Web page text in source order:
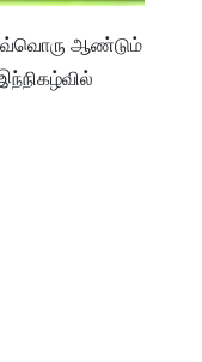
ஒவ்வொரு ஆண்டும்